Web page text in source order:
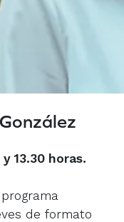
13.30 horas.
de formato